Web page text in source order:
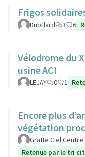
Frigos
Dubillard 3 6
Vélodrome du
usine ACI
LEJAY 0 1
Encore plus
végétation
Gratte Ciel Centre
Retenue par le tri